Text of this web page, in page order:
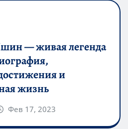
— живая легенда
и
жизнь
Фев 17, 2023